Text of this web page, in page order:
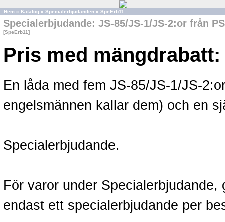
Hem » Katalog » Specialerbjudanden » SpeErb11
Specialerbjudande: JS-85/JS-1/JS-2:or från
[SpeErb11]
Pris med mängdrabatt:
En låda med fem JS-85/JS-1/JS-
engelsmännen kallar dem) och en
Specialerbjudande.
För varor under
endast ett specialerbjudande per